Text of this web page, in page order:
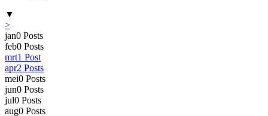
▼
>
jan0 Posts
feb0 Posts
mrt1 Post
apr2 Posts
mei0 Posts
jun0 Posts
jul0 Posts
aug0 Posts